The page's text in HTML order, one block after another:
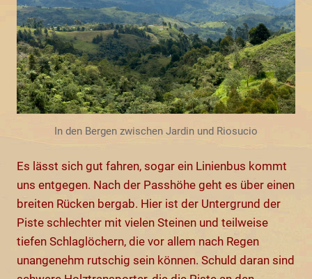
In den Bergen zwischen Jardin und Riosucio
Es lässt sich gut fahren, sogar ein Linienbus kommt
uns entgegen. Nach der Passhöhe geht es über einen
breiten Rücken bergab. Hier ist der Untergrund der
Piste schlechter mit vielen Steinen und teilweise
tiefen Schlaglöchern, die vor allem nach Regen
unangenehm rutschig sein können. Schuld daran sind